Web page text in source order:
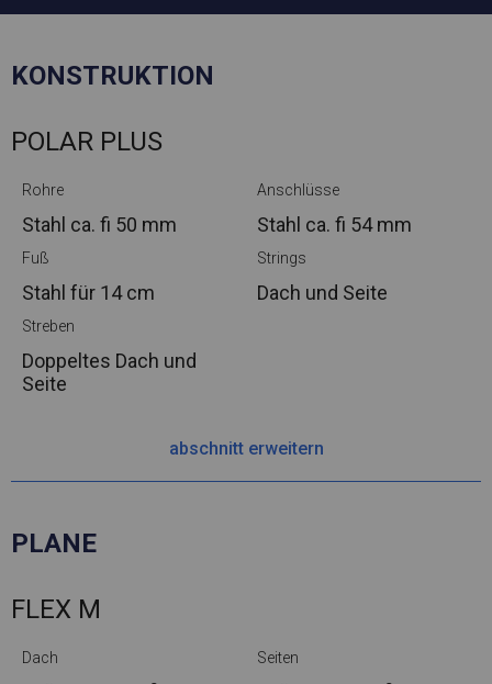
KONSTRUKTION
POLAR PLUS
Rohre
Stahl ca. fi 50 mm
Anschlüsse
Stahl ca. fi 54 mm
Fuß
Stahl für 14 cm
Strings
Dach und Seite
Streben
Doppeltes Dach und
Seite
abschnitt erweitern
PLANE
FLEX M
Dach Seiten